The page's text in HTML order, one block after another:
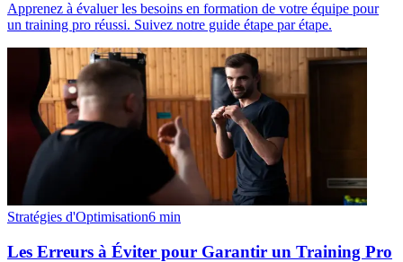
Apprenez à évaluer les besoins en formation de votre équipe pour
un training pro réussi. Suivez notre guide étape par étape.
Stratégies d'Optimisation6 min
Les Erreurs à Éviter pour Garantir un Training Pro